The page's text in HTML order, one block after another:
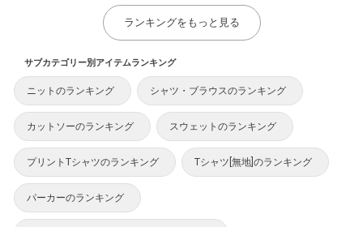
ランキングをもっと見る
サブカテゴリー別アイテムランキング
ニットのランキング シャツ・ブラウスのランキング
カットソーのランキング スウェットのランキング
プリントTシャツのランキング Tシャツ[無地]のランキング
パーカーのランキング